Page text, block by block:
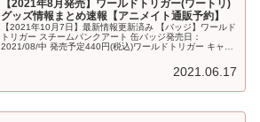
【2021年8月発売】ワールドトリガー(ワートリ)
グッズ情報まとめ速報【アニメイト通販予約】
【2021年10月7日】最新情報更新済み 【バッジ】ワールド
トリガー スチームパンクアート 缶バッジ発売日：
2021/08/中 発売予定440円(税込)ワールドトリガー キャラ
2021.06.17